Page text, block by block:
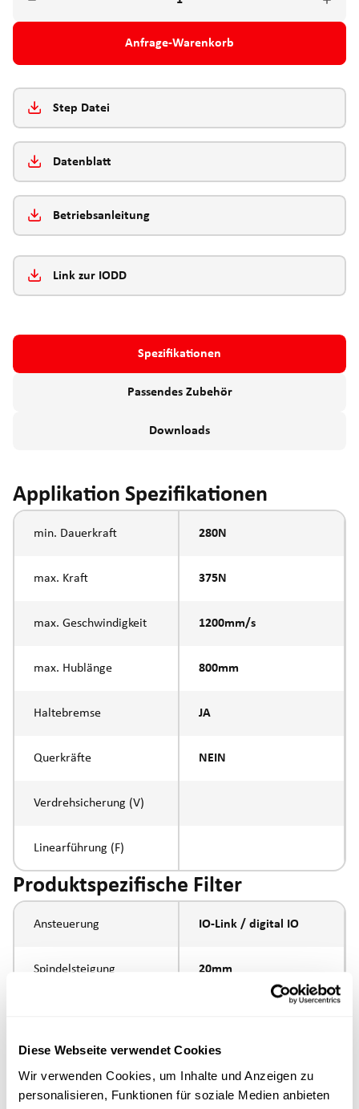
Diese Webseite verwendet Cookies
Wir verwenden Cookies, um Inhalte und Anzeigen zu
personalisieren, Funktionen für soziale Medien anbieten
Anfrage-Warenkorb
Step Datei
Datenblatt
Betriebsanleitung
Link zur IODD
Spezifikationen
Passendes Zubehör
Downloads
Applikation Spezifikationen
min. Dauerkraft 280N
max. Kraft 375N
max. Geschwindigkeit 1200mm/s
max. Hublänge 800mm
Haltebremse JA
Querkräfte NEIN
Verdrehsicherung (V)
Linearführung (F)
Produktspezifische Filter
Ansteuerung IO-Link / digital IO
Spindelsteigung 20mm
Kolbenstangen-
Anbindung
Aussengewinde
M16x1.5